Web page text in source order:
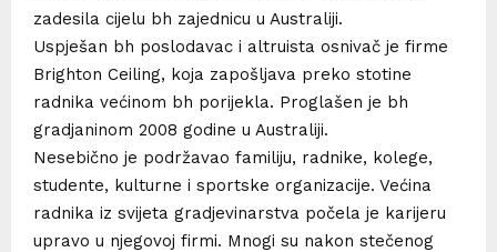
zadesila cijelu bh zajednicu u Australiji.
Uspješan bh poslodavac i altruista osnivač je firme
Brighton Ceiling, koja zapošljava preko stotine
radnika većinom bh porijekla. Proglašen je bh
gradjaninom 2008 godine u Australiji.
Nesebično je podržavao familiju, radnike, kolege,
studente, kulturne i sportske organizacije. Većina
radnika iz svijeta gradjevinarstva počela je karijeru
upravo u njegovoj firmi. Mnogi su nakon stečenog